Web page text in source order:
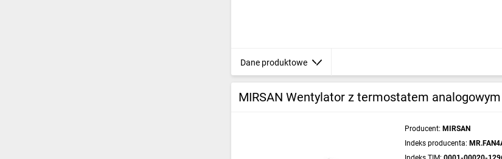
Dane produktowe
MIRSAN Wentylator z termostatem
Producent: MIRSAN
Indeks producenta: